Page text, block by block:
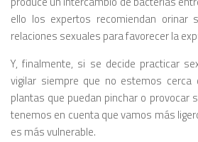
ello los expertos recomiendan orinar
relaciones sexuales para favorecer la
Y, finalmente, si se decide practicar
vigilar siempre que no estemos
plantas que puedan pinchar o provocar
tenemos en cuenta que vamos más
es más vulnerable.